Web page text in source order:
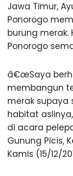
Jawa Timur,
Ponorogo
burung merak.
Ponorogo
â€œSaya
membangun
merak supaya
habitat
di acara
Gunung Picis,
Kamis (15/12/